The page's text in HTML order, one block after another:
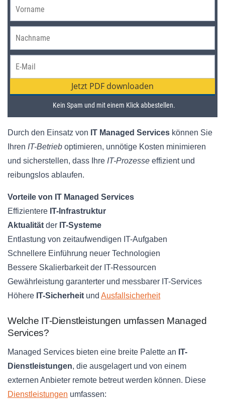
Durch den Einsatz von IT Managed Services können Sie
Ihren IT-Betrieb optimieren, unnötige Kosten minimieren
und sicherstellen, dass Ihre IT-Prozesse effizient und
reibungslos ablaufen.
Vorteile von IT Managed Services
Effizientere IT-Infrastruktur
Aktualität der IT-Systeme
Entlastung von zeitaufwendigen IT-Aufgaben
Schnellere Einführung neuer Technologien
Bessere Skalierbarkeit der IT-Ressourcen
Gewährleistung garanterter und messbarer IT-Services
Höhere IT-Sicherheit und Ausfallsicherheit
Welche IT-Dienstleistungen umfassen Managed
Services?
Managed Services bieten eine breite Palette an IT-
Dienstleistungen, die ausgelagert und von einem
externen Anbieter remote betreut werden können. Diese
Dienstleistungen umfassen: